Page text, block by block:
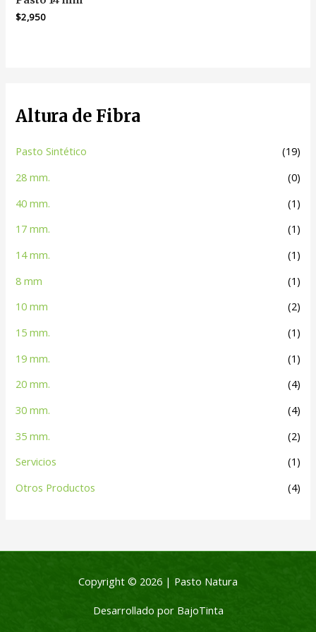
Altura de Fibra
Pasto Sintético
(19)
28 mm.
(0)
40 mm.
(1)
17 mm.
(1)
14 mm.
(1)
8 mm
(1)
10 mm
(2)
15 mm.
(1)
19 mm.
(1)
20 mm.
(4)
30 mm.
(4)
35 mm.
(2)
Servicios
(1)
Otros Productos
(4)
$2,950
Copyright © 2026 | Pasto Natura
Desarrollado por BajoTinta